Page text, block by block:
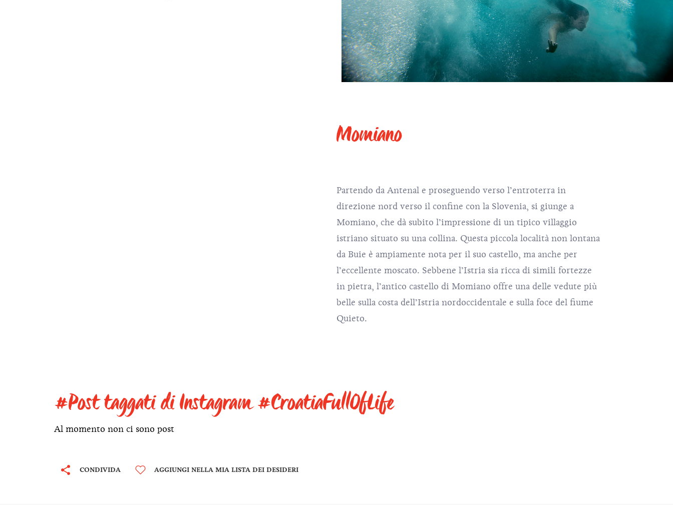
Momiano
Partendo da Antenal e proseguendo verso l’entroterra in
direzione nord verso il confine con la Slovenia, si giunge a
Momiano, che dà subito l’impressione di un tipico villaggio
istriano situato su una collina. Questa piccola località non lontana
da Buie è ampiamente nota per il suo castello, ma anche per
l’eccellente moscato. Sebbene l’Istria sia ricca di simili fortezze
in pietra, l’antico castello di Momiano offre una delle vedute più
belle sulla costa dell’Istria nordoccidentale e sulla foce del fiume
Quieto.
#Post taggati di Instagram #CroatiaFullOfLife
Al momento non ci sono post
CONDIVIDA AGGIUNGI NELLA MIA LISTA DEI DESIDERI